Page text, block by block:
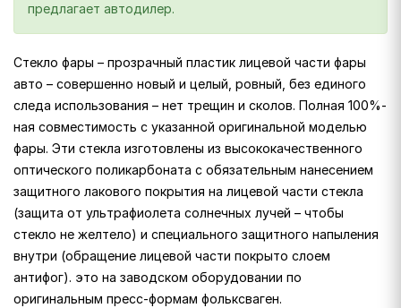
предлагает автодилер.
Стекло фары – прозрачный пластик лицевой части фары
авто – совершенно новый и целый, ровный, без единого
следа использования – нет трещин и сколов. Полная 100%-
ная совместимость с указанной оригинальной моделью
фары. Эти стекла изготовлены из высококачественного
оптического поликарбоната с обязательным нанесением
защитного лакового покрытия на лицевой части стекла
(защита от ультрафиолета солнечных лучей – чтобы
стекло не желтело) и специального защитного напыления
внутри (обращение лицевой части покрыто слоем
антифог). это на заводском оборудовании по
оригинальным пресс-формам фольксваген.